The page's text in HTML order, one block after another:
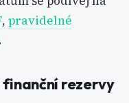
, pravidelné
.
finanční rezervy